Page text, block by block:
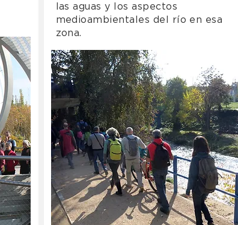
las aguas y los aspectos
medioambientales del río en esa
zona.